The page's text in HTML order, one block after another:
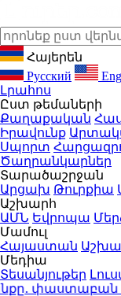
Հայերեն
Русский
Լրահոս
Ըստ թեմաների
Քաղաքական
Իրավունք
Սպորտ
Ծաղրանկարներ
Տարածաշրջան
Արցախ Թուրքիա
Աշխարհ
ԱՄՆ Եվրոպա
Մամուլ
Հայաստան
Մեդիա
Տեսանյութեր
փաստաբան